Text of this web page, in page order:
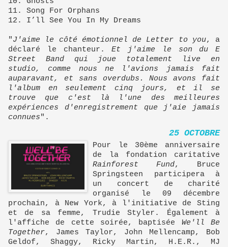
11. Song For Orphans
12. I’ll See You In My Dreams
"J'aime le côté émotionnel de Letter to you, a
déclaré le chanteur.Et j'aime le son du E
Street Band qui joue totalement live en
studio, comme nous ne l'avions jamais fait
auparavant, et sans overdubs. Nous avons fait
l'album en seulement cinq jours, et il se
trouve que c'est là l'une des meilleures
expériences d'enregistrement que j'aie jamais
connues".
25 OCTOBRE
Pour le 30ème anniversaire
de la fondation caritative
Rainforest Fund, Bruce
Springsteen participera à
un concert de charité
organisé le 09 décembre
prochain, à New York, à l'initiative de Sting
et de sa femme, Trudie Styler. Également à
l'affiche de cette soirée, baptisée We'll Be
Together, James Taylor, John Mellencamp, Bob
Geldof, Shaggy, Ricky Martin, H.E.R., MJ